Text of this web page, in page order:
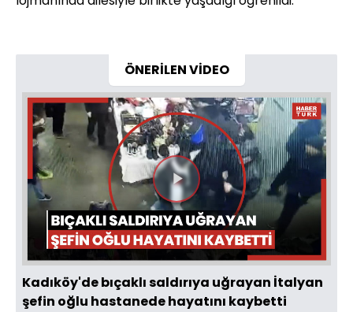
ÖNERİLEN VİDEO
Videoyu
Oynat
Kadıköy'de bıçaklı saldırıya uğrayan İtalyan
şefin oğlu hastanede hayatını kaybetti